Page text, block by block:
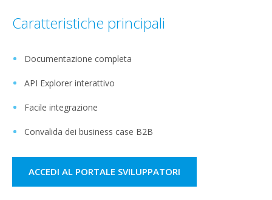
Caratteristiche principali
Documentazione completa
API Explorer interattivo
Facile integrazione
Convalida dei business case B2B
ACCEDI AL PORTALE SVILUPPATORI